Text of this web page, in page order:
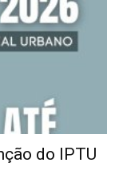
do IPTU